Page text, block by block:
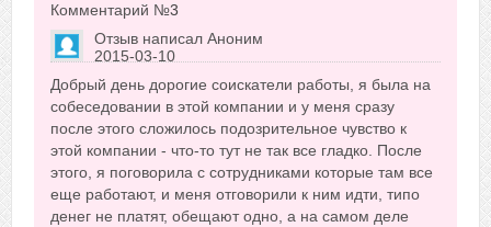
Комментарий №3
Отзыв написал Аноним
2015-03-10
-7
Сказать друзьям об отзыве
Добрый день дорогие соискатели работы, я была на
собеседовании в этой компании и у меня сразу
после этого сложилось подозрительное чувство к
этой компании - что-то тут не так все гладко. После
этого, я поговорила с сотрудниками которые там все
еще работают, и меня отговорили к ним идти, типо
денег не платят, обещают одно, а на самом деле